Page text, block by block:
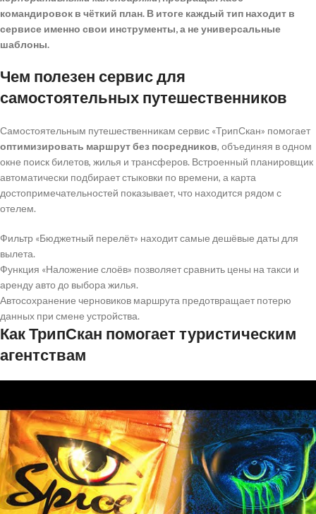
командировок в чёткий план. В итоге каждый тип находит в
сервисе именно свои инструменты, а не универсальные
шаблоны.
Чем полезен сервис для
самостоятельных путешественников
Самостоятельным путешественникам сервис «ТрипСкан» помогает
оптимизировать маршрут без посредников, объединяя в одном
окне поиск билетов, жилья и трансферов. Встроенный планировщик
автоматически подбирает стыковки по времени, а карта
достопримечательностей показывает, что находится рядом с
отелем.
Фильтр «Бюджетный перелёт» находит самые дешёвые даты для
вылета.
Функция «Наложение слоёв» позволяет сравнить цены на такси и
аренду авто до выбора жилья.
Автосохранение черновиков маршрута предотвращает потерю
данных при смене устройства.
Как ТрипСкан помогает туристическим
агентствам